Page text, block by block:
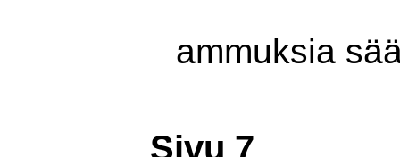
ammuksia
Sivu 7